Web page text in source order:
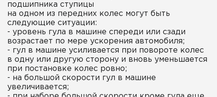
подшипника ступицы
на одном из передних колес могут быть
следующие ситуации:
- уровень гула в машине спереди или сзади
возрастает по мере ускорения автомобиля;
- гул в машине усиливается при повороте колес
в одну или другую сторону и вновь уменьшается
при постановке колес ровно;
- на большой скорости гул в машине
увеличивается;